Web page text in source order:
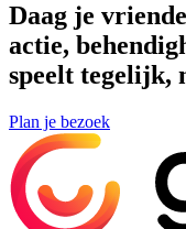
Daag je
actie,
speelt tegelijk,
Plan je bezoek